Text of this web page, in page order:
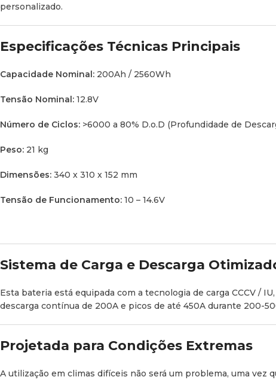
personalizado.
Especificações Técnicas Principais
Capacidade Nominal: 200Ah / 2560Wh
Tensão Nominal: 12.8V
Número de Ciclos: >6000 a 80% D.o.D (Profundidade de
Peso: 21 kg
Dimensões: 340 x 310 x 152 mm
Tensão de Funcionamento: 10 – 14.6V
Sistema de Carga e Descarga
Esta bateria está equipada com a tecnologia de carga CCCV /
descarga contínua de 200A e picos de até 450A durante 200-
Projetada para Condições Extremas
A utilização em climas difíceis não será um problema, uma vez